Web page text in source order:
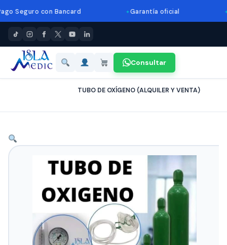
con Bancard Garantía oficial
Consultar
TUBO DE OXÍGENO (ALQUILER Y VENTA)